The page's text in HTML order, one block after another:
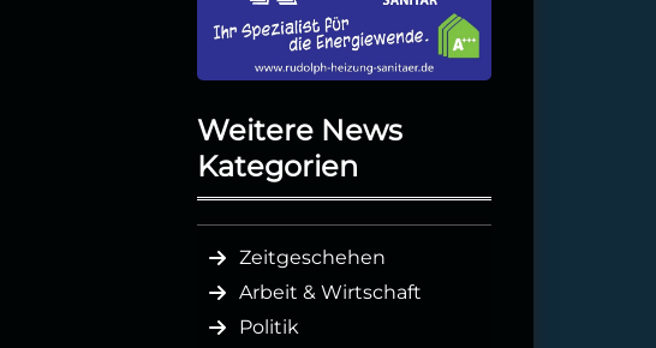
Weitere News
Kategorien
Zeitgeschehen
Arbeit & Wirtschaft
Politik